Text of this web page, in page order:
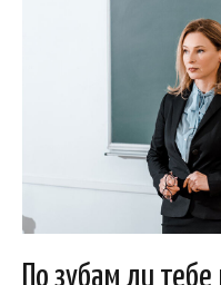
По зубам ли